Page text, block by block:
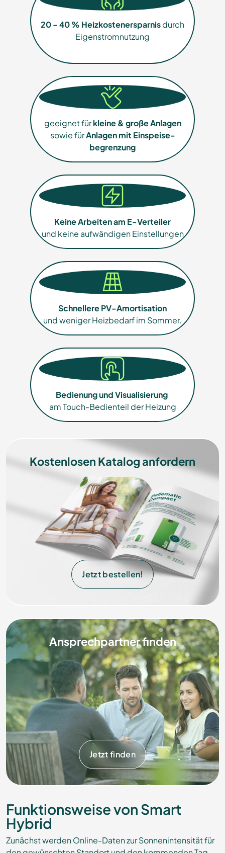
20 - 40 % Heizkosten­ersparnisdurch
Eigenstrom­nutzung
geeignet fürkleine & große Anlagen
sowie fürAnlagen mit Einspeise­
begrenzung
Keine Arbeiten am E-Verteiler
und keine aufwändigen Einstellungen
Schnellere PV-Amortisation
und weniger Heizbedarf im Sommer.
Bedienung und Visualisierung
am Touch-Bedienteil der Heizung
Kostenlosen Katalog anfordern
Jetzt bestellen!
Ansprechpartner finden
Jetzt finden
Funktionsweise von Smart
Hybrid
Zunächst werden Online-Daten zur Sonnenintensität für